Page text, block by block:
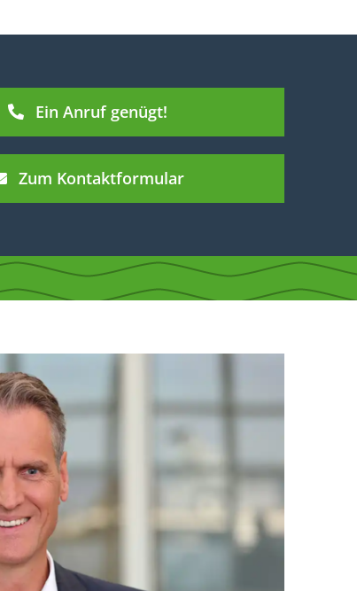
Ein Anruf genügt!
Zum Kontaktformular